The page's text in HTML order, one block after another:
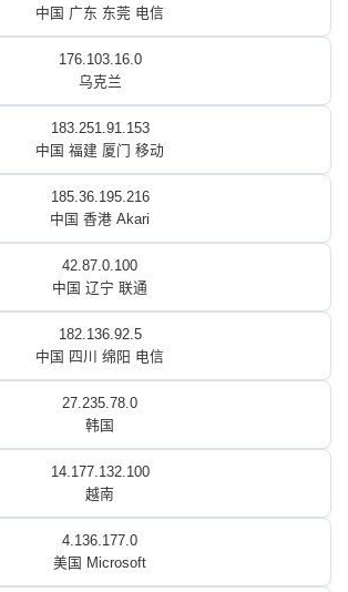
中国 广东 东莞 电信
176.103.16.0
乌克兰
183.251.91.153
中国 福建 厦门 移动
185.36.195.216
中国 香港 Akari
42.87.0.100
中国 辽宁 联通
182.136.92.5
中国 四川 绵阳 电信
27.235.78.0
韩国
14.177.132.100
越南
4.136.177.0
美国 Microsoft